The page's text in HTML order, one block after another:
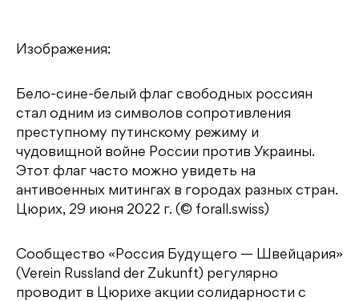
Изображения:
Бело-сине-белый флаг свободных россиян
стал одним из символов сопротивления
преступному путинскому режиму и
чудовищной войне России против Украины.
Этот флаг часто можно увидеть на
антивоенных митингах в городах разных стран.
Цюрих, 29 июня 2022 г. (© forall.swiss)
Сообщество «Россия Будущего — Швейцария»
(Verein Russland der Zukunft) регулярно
проводит в Цюрихе акции солидарности с